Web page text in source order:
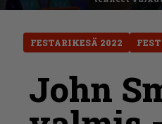
FESTARIKESÄ 2022
John